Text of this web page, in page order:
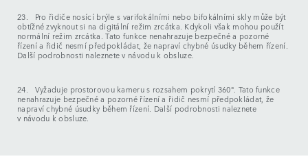
23. Pro řidiče nosící brýle s varifokálními nebo bifokálními skly může být
obtížné zvyknout si na digitální režim zrcátka. Kdykoli však mohou použít
normální režim zrcátka. Tato funkce nenahrazuje bezpečné a pozorné
řízení a řidič nesmí předpokládat, že napraví chybné úsudky během řízení.
Další podrobnosti naleznete v návodu k obsluze.
24. Vyžaduje prostorovou kameru s rozsahem pokrytí 360°. Tato funkce
nenahrazuje bezpečné a pozorné řízení a řidič nesmí předpokládat, že
napraví chybné úsudky během řízení. Další podrobnosti naleznete
v návodu k obsluze.